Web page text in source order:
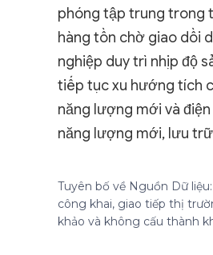
phóng tập trung trong
hàng tồn chờ giao dồi
nghiệp duy trì nhịp độ
tiếp tục xu hướng tích
năng lượng mới và
năng lượng mới, lưu
Tuyên bố về Nguồn Dữ
công khai, giao tiếp thị
khảo và không cấu thành